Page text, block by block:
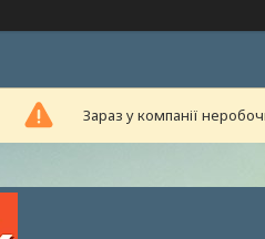
Зараз у компанії